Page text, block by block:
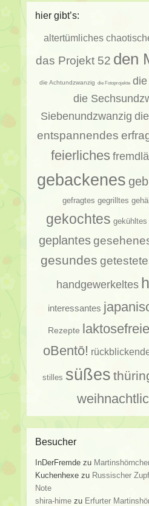
hier gibt’s:
altertümliches
das Projekt 52 den
die Achtundzwanzig die Fotoprojekte
die
Siebenundzwanzig
entspannendes
feierliches
gebackenes
gefragtes gegrilltes
gekochtes gekühltes
geplantes
gesundes
handgewerkeltes
interessantes
Rezepte
oBentō!
stilles süßes
Besucher
InDerFremde zu
Kuchenhexe zu Russischer
Note
shira-hime zu Erfurter